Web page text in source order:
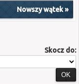
Nowszy wątek»
Skocz do: